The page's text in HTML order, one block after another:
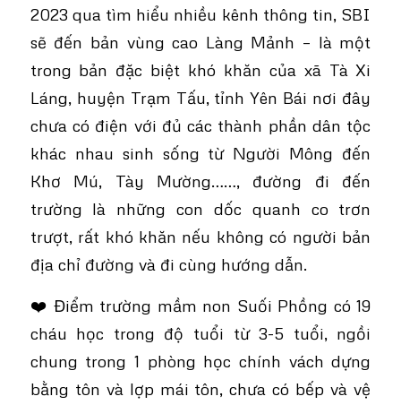
2023 qua tìm hiểu nhiều kênh thông tin, SBI
sẽ đến bản vùng cao Làng Mảnh – là một
trong bản đặc biệt khó khăn của xã Tà Xi
Láng, huyện Trạm Tấu, tỉnh Yên Bái nơi đây
chưa có điện với đủ các thành phần dân tộc
khác nhau sinh sống từ Người Mông đến
Khơ Mú, Tày Mường……, đường đi đến
trường là những con dốc quanh co trơn
trượt, rất khó khăn nếu không có người bản
địa chỉ đường và đi cùng hướng dẫn.
❤️ Điểm trường mầm non Suối Phồng có 19
cháu học trong độ tuổi từ 3-5 tuổi, ngồi
chung trong 1 phòng học chính vách dựng
bằng tôn và lợp mái tôn, chưa có bếp và vệ